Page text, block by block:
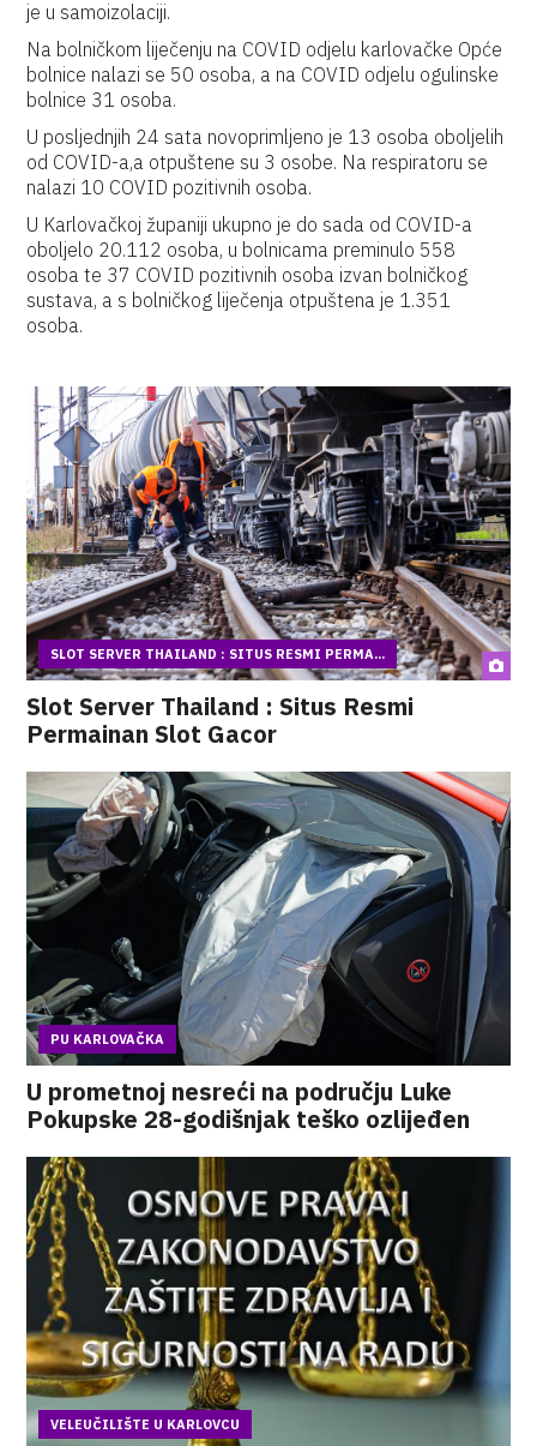
je u samoizolaciji.
Na bolničkom liječenju na COVID odjelu karlovačke Opće
bolnice nalazi se 50 osoba, a na COVID odjelu ogulinske
bolnice 31 osoba.
U posljednjih 24 sata novoprimljeno je 13 osoba oboljelih
od COVID-a,a otpuštene su 3 osobe. Na respiratoru se
nalazi 10 COVID pozitivnih osoba.
U Karlovačkoj županiji ukupno je do sada od COVID-a
oboljelo 20.112 osoba, u bolnicama preminulo 558
osoba te 37 COVID pozitivnih osoba izvan bolničkog
sustava, a s bolničkog liječenja otpuštena je 1.351
osoba.
SLOT SERVER THAILAND : SITUS RESMI PERMA...
Slot Server Thailand : Situs Resmi
Permainan Slot Gacor
PU KARLOVAČKA
U prometnoj nesreći na području Luke
Pokupske 28-godišnjak teško ozlijeđen
VELEUČILIŠTE U KARLOVCU